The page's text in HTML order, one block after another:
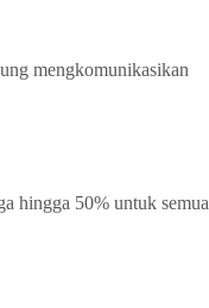
mengkomunikasikan
hingga 50% untuk semua